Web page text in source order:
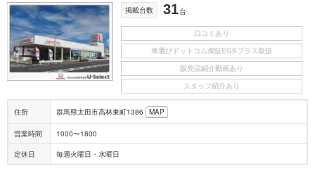
掲載台数 31台
口コミあり
車選びドットコム保証EGSプラス取扱
販売店紹介動画あり
スタッフ紹介あり
住所 群馬県太田市高林東町1386 MAP
営業時間 1000〜1800
定休日 毎週火曜日・水曜日